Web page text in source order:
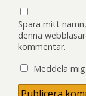
Spara mitt
denna
kommentar.
Meddela